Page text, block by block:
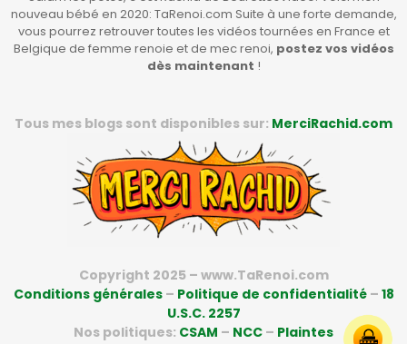
nouveau bébé en 2020: TaRenoi.com Suite à une forte demande,
vous pourrez retrouver toutes les vidéos tournées en France et
Belgique de femme renoie et de mec renoi, postez vos vidéos
dès maintenant !
Tous mes blogs sont disponibles sur: MerciRachid.com
Copyright 2025 – www.TaRenoi.com
Conditions générales– Politique de confidentialité– 18
U.S.C. 2257
Nos politiques: CSAM – NCC – Plaintes